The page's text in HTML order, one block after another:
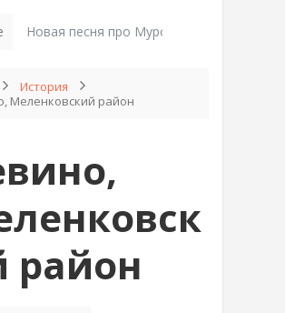
История «Дома Куренкова» в Коврове
История
Меленковский район
район